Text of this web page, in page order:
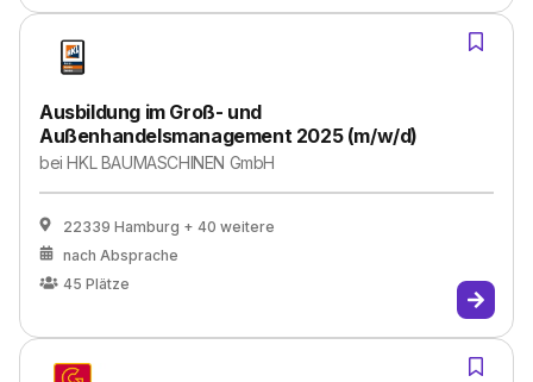
Ausbildung im Groß- und
Außenhandelsmanagement 2025 (m/w/d)
beiHKL BAUMASCHINEN GmbH
22339 Hamburg + 40 weitere
nach Absprache
45 Plätze